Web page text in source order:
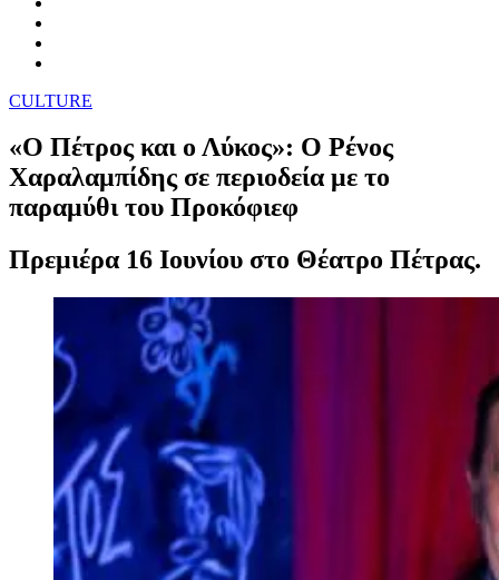
CULTURE
«Ο Πέτρος και ο Λύκος»: Ο Ρένος
Χαραλαμπίδης σε περιοδεία με το
παραμύθι του Προκόφιεφ
Πρεμιέρα 16 Ιουνίου στο Θέατρο Πέτρας.